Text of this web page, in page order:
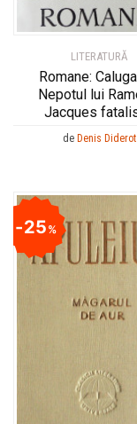
LITERATURĂ
Romane:
Nepotul lui
Jacques
de Denis Diderot
25%